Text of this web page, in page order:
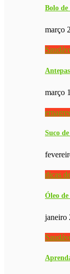
Bolo
março
março
Suco
dicas
Óleo
janeiro